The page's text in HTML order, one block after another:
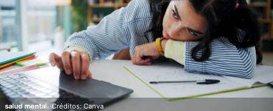
salud mental. Créditos: Canva